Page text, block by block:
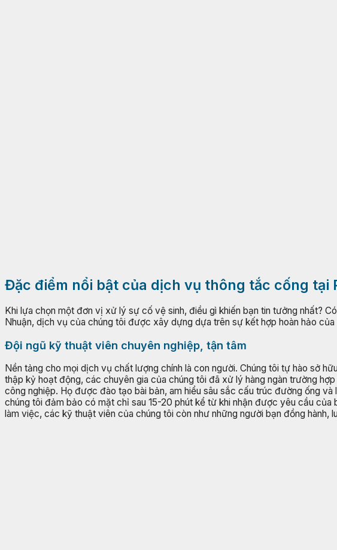
Đặc điểm nổi bật của dịch vụ thông tắc cống tại
Khi lựa chọn một đơn vị xử lý sự cố vệ sinh, điều gì khiến bạn tin tưởng nhất?
Nhuận, dịch vụ của chúng tôi được xây dựng dựa trên sự kết hợp hoàn hảo
Đội ngũ kỹ thuật viên chuyên nghiệp, tận tâm
Nền tảng cho mọi dịch vụ chất lượng chính là con người. Chúng tôi tự hào sở
thập kỷ hoạt động, các chuyên gia của chúng tôi đã xử lý hàng ngàn trường
công nghiệp. Họ được đào tạo bài bản, am hiểu sâu sắc cấu trúc đường ống
chúng tôi đảm bảo có mặt chỉ sau 15-20 phút kể từ khi nhận được yêu cầu
làm việc, các kỹ thuật viên của chúng tôi còn như những người bạn đồng